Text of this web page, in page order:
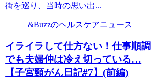
街を巡り、当時の思い出...
&Buzzのヘルスケアニュース
イライラして仕方ない！仕事順調
でも夫婦仲は冷え切っている…
【子宮頸がん日記#7】(前編)